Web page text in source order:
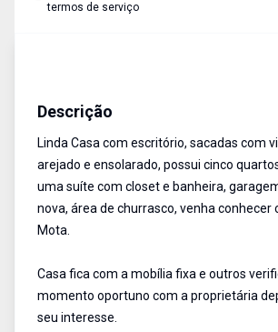
termos de serviço
Descrição
Linda Casa com escritório, sacadas com
arejado e ensolarado, possui cinco
uma suíte com closet e banheira,
nova, área de churrasco, venha conhecer
Mota.
Casa fica com a mobília fixa e outros
momento oportuno com a proprietária
seu interesse.